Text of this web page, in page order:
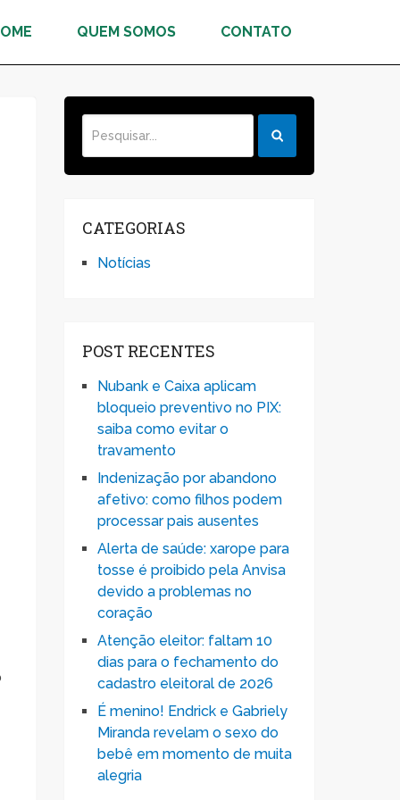
QUEM SOMOS CONTATO
CATEGORIAS
Notícias
POST RECENTES
Nubank e Caixa aplicam
bloqueio preventivo no PIX:
saiba como evitar o
travamento
Indenização por abandono
afetivo: como filhos podem
processar pais ausentes
Alerta de saúde: xarope para
tosse é proibido pela Anvisa
devido a problemas no
coração
Atenção eleitor: faltam 10
dias para o fechamento do
cadastro eleitoral de 2026
É menino! Endrick e Gabriely
Miranda revelam o sexo do
bebê em momento de muita
alegria